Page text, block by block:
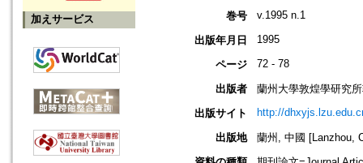
加えサービス
巻号
v.1995 n.1
出版年月日 1995
ページ 72 - 78
出版者
蘭州大學敦煌學研究
出版サイト
http://
出版地
蘭州, 中國 [Lanzhou,